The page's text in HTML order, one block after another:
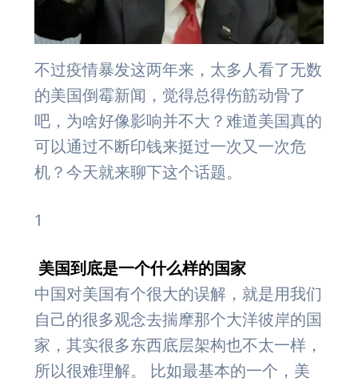
不过疫情暴发这两年来，太多人看了无数
的美国倒霉新闻，觉得总得伤筋动骨了
吧，为啥好像影响并不大？难道美国真的
可以通过不断印钱来挺过一次又一次危
机？今天就来聊下这个话题。
1
美国到底是一个什么样的国家
中国对美国有个很大的误解，就是用我们
自己的很多观念去揣摩那个大洋彼岸的国
家，其实很多东西底层架构也不太一样，
所以很难理解。 比如最基本的一个，美